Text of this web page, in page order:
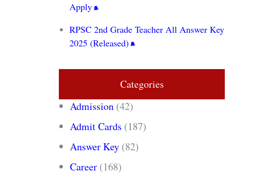
Apply
RPSC 2nd Grade Teacher All Answer Key
2025 (Released)
Categories
Admission (42)
Admit Cards (187)
Answer Key (82)
Career (168)